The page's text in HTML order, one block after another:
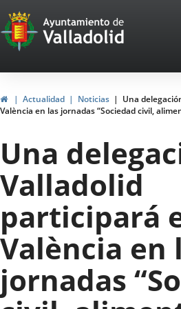
Portal
Web
del
Ayuntamiento
de
Valladolid
HomeActualidad Noticias
Una
València en las jornadas “Sociedad civil,
Una
Valladolid
participará
València en
jornadas